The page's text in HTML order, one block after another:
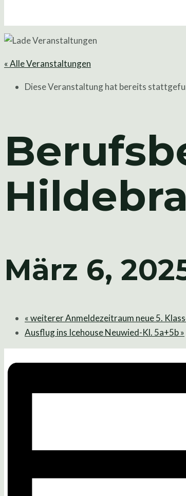
« Alle Veranstaltungen
Diese Veranstaltung hat bereits
März 6,
«weiterer Anmeldezeitraum neue 5.
Ausflug ins Icehouse Neuwied-Kl. 5a+5b»